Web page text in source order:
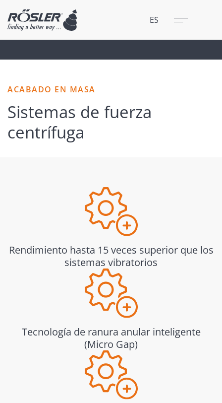
ES Menú
Cerrar
ACABADO EN MASA
Sistemas de fuerza
centrífuga
Rendimiento hasta 15 veces superior que los
sistemas vibratorios
Tecnología de ranura anular inteligente
(Micro Gap)